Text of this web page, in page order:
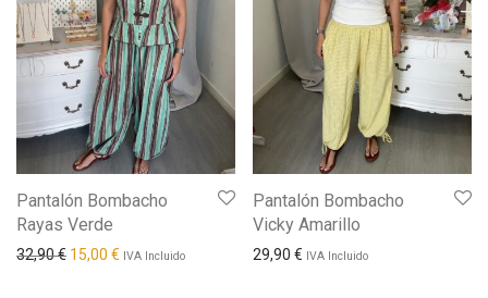
Pantalón Bombacho
Rayas Verde
32,90€ El precio original era: 32,90 €.
15,00 € El precio actual es: 15,00 €.
IVA Incluido
Pantalón Bombacho
Vicky Amarillo
29,90 € IVA Incluido